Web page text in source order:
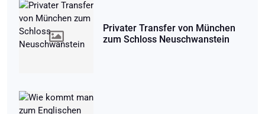
Privater Transfer von München
zum Schloss Neuschwanstein